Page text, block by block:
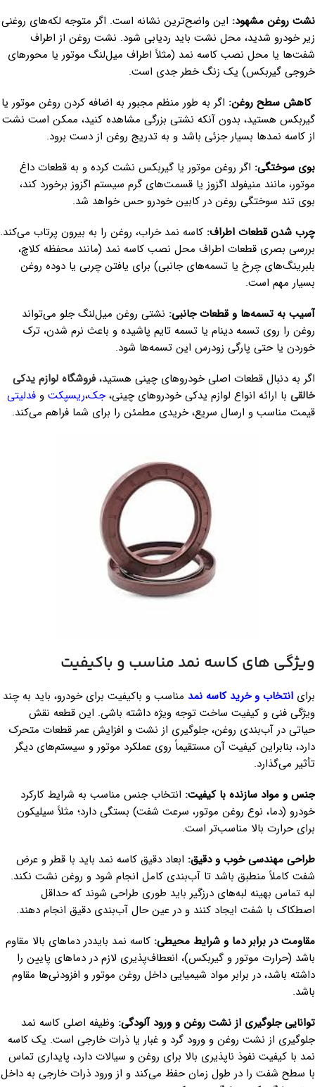
نشت روغن مشهود: این واضح‌ترین نشانه است. اگر متوجه لکه‌های روغنی
زیر خودرو شدید، محل نشت باید ردیابی شود. نشت روغن از اطراف
شفت‌ها یا محل نصب کاسه نمد (مثلاً اطراف میل‌لنگ موتور یا محورهای
خروجی گیربکس) یک زنگ خطر جدی است.
کاهش سطح روغن: اگر به طور منظم مجبور به اضافه کردن روغن موتور یا
گیربکس هستید، بدون آنکه نشتی بزرگی مشاهده کنید، ممکن است نشت
از کاسه نمدها بسیار جزئی باشد و به تدریج روغن از دست برود.
بوی سوختگی: اگر روغن موتور یا گیربکس نشت کرده و به قطعات داغ
موتور، مانند منیفولد اگزوز یا قسمت‌های گرم سیستم اگزوز برخورد کند،
بوی تند سوختگی روغن در کابین خودرو حس خواهد شد.
چرب شدن قطعات اطراف: کاسه نمد خراب، روغن را به بیرون پرتاب می‌کند.
بررسی بصری قطعات اطراف محل نصب کاسه نمد (مانند محفظه کلاچ،
بلبرینگ‌های چرخ یا تسمه‌های جانبی) برای یافتن چربی یا دوده روغن
بسیار مهم است.
آسیب به تسمه‌ها و قطعات جانبی: نشتی روغن میل‌لنگ جلو می‌تواند
روغن را روی تسمه دینام یا تسمه تایم پاشیده و باعث نرم شدن، ترک
خوردن یا حتی پارگی زودرس این تسمه‌ها شود.
اگر به دنبال قطعات اصلی خودروهای چینی هستید،فروشگاه لوازم یدکی
خالقی با ارائه انواع لوازم یدکی خودروهای چینی،جک،ریسپکت و فدلیتی
قیمت مناسب و ارسال سریع، خریدی مطمئن را برای شما فراهم می‌کند.
ویژگی های کاسه نمد مناسب و باکیفیت
برای انتخاب و خرید کاسه نمد مناسب و باکیفیت برای خودرو، باید به چند
ویژگی فنی و کیفیت ساخت توجه ویژه داشته باشی. این قطعه نقش
حیاتی در آب‌بندی روغن، جلوگیری از نشت و افزایش عمر قطعات متحرک
دارد، بنابراین کیفیت آن مستقیماً روی عملکرد موتور و سیستم‌های دیگر
تأثیر می‌گذارد.
جنس و مواد سازنده با کیفیت: انتخاب جنس مناسب به شرایط کارکرد
خودرو (دما، نوع روغن موتور، سرعت شفت) بستگی دارد؛ مثلاً سیلیکون
برای حرارت بالا مناسب‌تر است.
طراحی مهندسی خوب و دقیق: ابعاد دقیق کاسه نمد باید با قطر و عرض
شفت کاملاً منطبق باشد تا آب‌بندی کامل انجام شود و روغن نشت نکند.
لبه تماس بهینه لبه‌های درزگیر باید طوری طراحی شوند که حداقل
اصطکاک با شفت ایجاد کنند و در عین حال آب‌بندی دقیق انجام دهند.
مقاومت در برابر دما و شرایط محیطی: کاسه نمد بایددر دماهای بالا مقاوم
باشد (حرارت موتور و گیربکس)، انعطاف‌پذیری لازم در دماهای پایین را
داشته باشد، در برابر مواد شیمیایی داخل روغن موتور و افزودنی‌ها مقاوم
باشد.
توانایی جلوگیری از نشت روغن و ورود آلودگی: وظیفه اصلی کاسه نمد
جلوگیری از نشت روغن و ورود گرد و غبار یا ذرات خارجی است. یک کاسه
نمد با کیفیت نفوذ ناپذیری بالا برای روغن و سیالات دارد، پایداری تماس
با سطح شفت را در طول زمان حفظ می‌کند و از ورود ذرات خارجی به داخل